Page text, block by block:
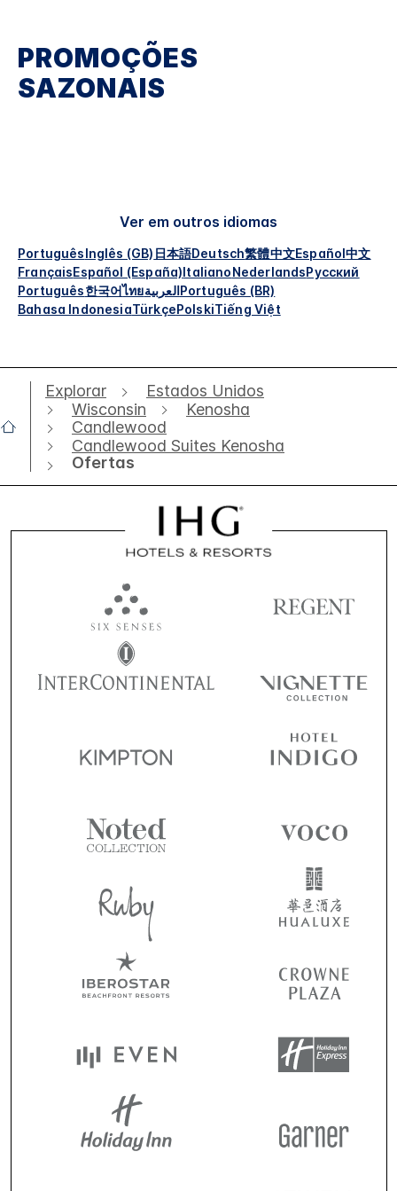
PROMOÇÕES
SAZONAIS
Ver em outros idiomas
PortuguêsInglês (GB) 日本語Deutsch繁體中文Español中文
FrançaisEspañol (España)ItalianoNederlandsРусский
Português한국어ไทยالعربيةPortuguês (BR)
Bahasa IndonesiaTürkçePolskiTiếng Việt
Explorar
Estados Unidos
Wisconsin
Kenosha
Candlewood
Candlewood Suites Kenosha
Ofertas